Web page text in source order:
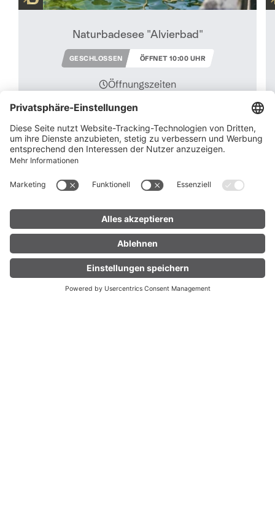
UNTERKUNFT
FINDEN
LIVE
Naturbadesee "Alvierbad"
GESCHLOSSEN ÖFFNET 10:00 UHR
Öffnungszeiten
Vorab informieren - Angebote der
Gästekarte Brandnertal zum Start der
DOWNLOAD INFOMATERIAL